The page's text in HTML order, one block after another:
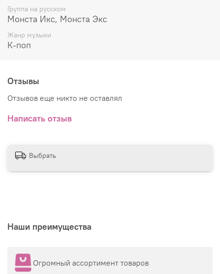
Группа на русском
Монста Икс, Монста Экс
Жанр музыки
К-поп
Отзывы
Отзывов еще никто не оставлял
Написать отзыв
Выбрать
Наши преимущества
Огромный ассортимент товаров